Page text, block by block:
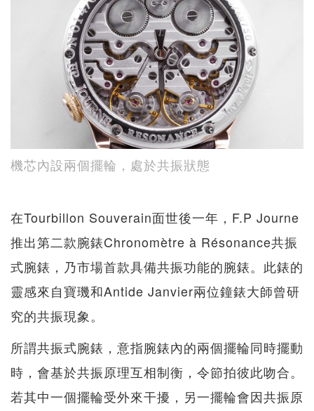
機芯內設兩個擺輪，處於共振狀態
在Tourbillon Souverain面世後一年，F.P Journe
推出第二款腕錶Chronomètre à Résonance共振
式腕錶，乃市場首款具備共振功能的腕錶。此錶的
靈感來自寶璣和Antide Janvier兩位鐘錶大師曾研
究的共振現象。
所謂共振式腕錶，意指腕錶內的兩個擺輪同時擺動
時，會基於共振原理互相制衡，令節拍彼此吻合。
若其中一個擺輪受外來干擾，另一擺輪會因共振原